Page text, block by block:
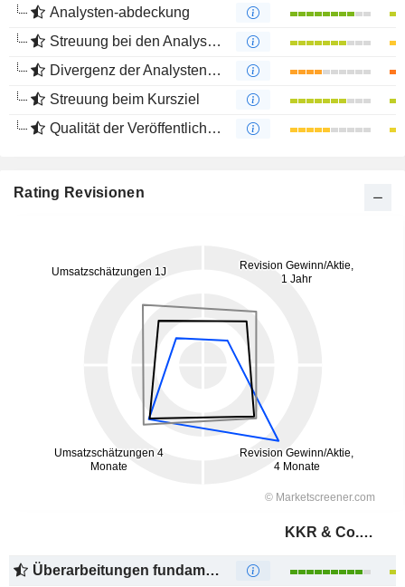
Analysten-abdeckung
Streuung bei den Analystenmeinungen
Divergenz der Analystenempfehlungen
Streuung beim Kursziel
Qualität der Veröffentlichungen
Rating Revisionen
KKR & Co. Inc.
Überarbeitungen fundamentaler Schätzungen